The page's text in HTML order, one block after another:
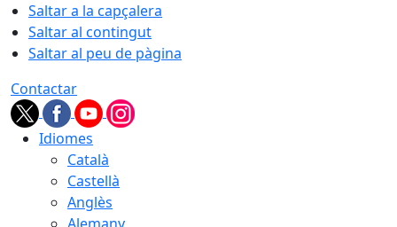
Saltar a la capçalera
Saltar al contingut
Saltar al peu de pàgina
Contactar
Idiomes
Català
Castellà
Anglès